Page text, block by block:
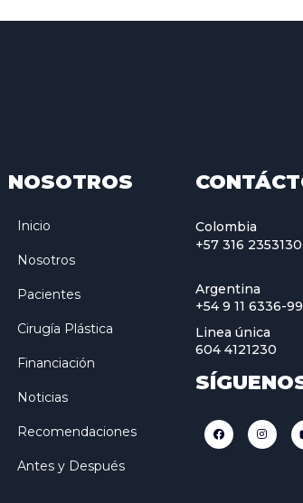
NOSOTROS
Inicio
Nosotros
Pacientes
Cirugía Plástica
Financiación
Noticias
Recomendaciones
Antes y Después
Colombia
+57 316 2353130
Argentina
+54 9 11 6336-
Linea única
604 4121230